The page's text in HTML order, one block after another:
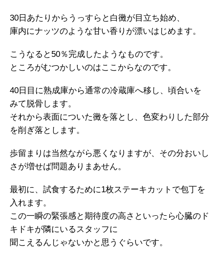
30日あたりからうっすらと白黴が目立ち始め、
庫内にナッツのような甘い香りが漂いはじめます。
こうなると50％完成したようなものです。
ところがむつかしいのはここからなのです。
40日目に熟成庫から通常の冷蔵庫へ移し、頃合いを
みて脱骨します。
それから表面についた黴を落とし、色変わりした部分
を削ぎ落とします。
歩留まりは当然ながら悪くなりますが、その分おいし
さが増せば問題ありまあせん。
最初に、試食するために1枚ステーキカットで包丁を
入れます。
この一瞬の緊張感と期待度の高さといったら心臓のド
キドキが隣にいるスタッフに
聞こえるんじゃないかと思うぐらいです。